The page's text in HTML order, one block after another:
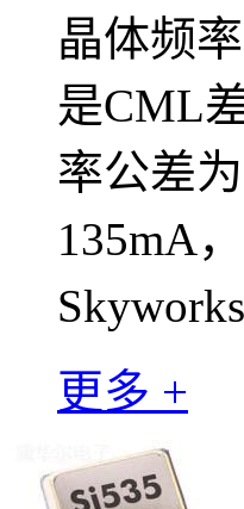
晶体频
是CML
率公差
135mA
更多 +